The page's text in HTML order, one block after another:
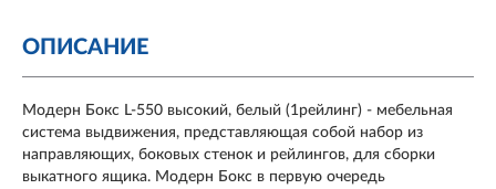
ОПИСАНИЕ
Модерн Бокс L-550 высокий, белый (1рейлинг) - мебельная
система выдвижения, представляющая собой набор из
направляющих, боковых стенок и рейлингов, для сборки
выкатного ящика. Модерн Бокс в первую очередь